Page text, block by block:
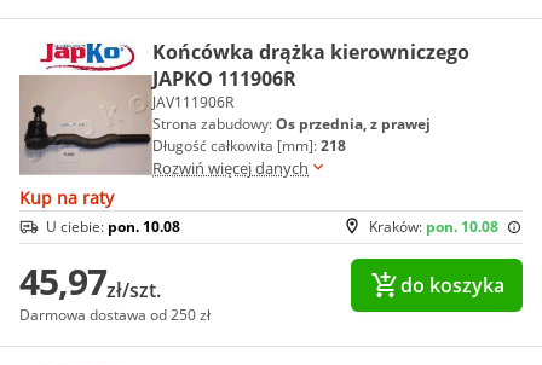
Końcówka drążka kierowniczego
JAPKO 111906R
JAV111906R
Strona zabudowy:Os przednia, z prawej
Długość całkowita [mm]:218
Rozwiń więcej danych
Kup na raty
Kraków: pon. 10.08
U ciebie: pon. 10.08
45,97zł/szt.
Darmowa dostawa od 250 zł
do koszyka